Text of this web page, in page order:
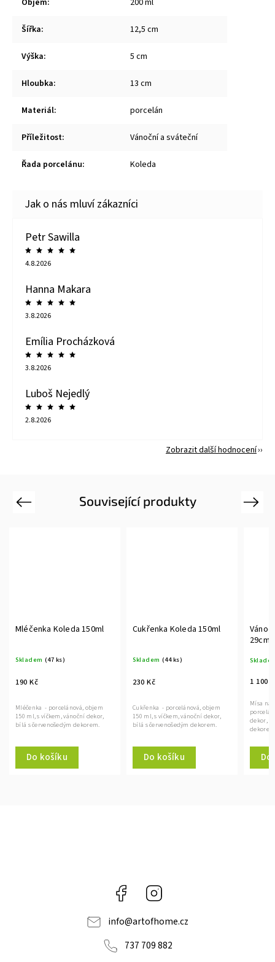
Objem: 200 ml
Šířka: 12,5 cm
Výška: 5 cm
Hloubka: 13 cm
Materiál: porcelán
Příležitost: Vánoční a sváteční
Řada porcelánu: Koleda
Petr Sawilla
4.8.2026
Hanna Makara
3.8.2026
Emília Procházková
3.8.2026
Luboš Nejedlý
2.8.2026
Zobrazit další hodnocení
Související produkty
Previous
150ml
objem
dekor,
Cukřenka Koleda 150ml
Skladem
Cukřenka - porcelánová, objem
150 ml, s víčkem, vánoční dekor,
bílá s červenošedým dekorem.
Vánoční mísa Koleda
29cm, na bramborový
Skladem
Mísa na bramborový salát -
porcelánová, ø 29 cm, vánoční
dekor, bílá s červenošedým
dekorem.
Next
Facebook
info@artofhome.cz
737 709 882